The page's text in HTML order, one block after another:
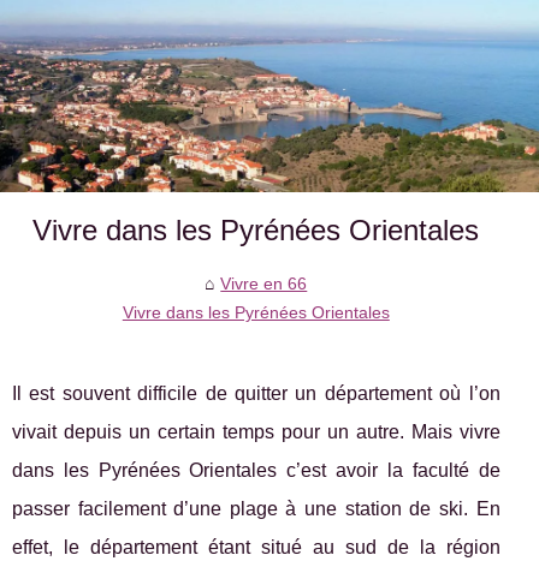
Vivre dans les Pyrénées Orientales
Vivre en 66
Vivre dans les Pyrénées Orientales
Il est souvent difficile de quitter un département où l’on
vivait depuis un certain temps pour un autre. Mais vivre
dans les Pyrénées Orientales c’est avoir la faculté de
passer facilement d’une plage à une station de ski. En
effet, le département étant situé au sud de la région